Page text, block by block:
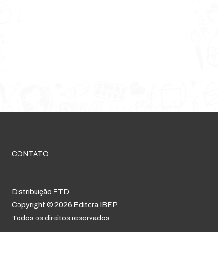
CONTATO
Distribuição FTD
Copyright © 2026 Editora IBEP
Todos os direitos reservados